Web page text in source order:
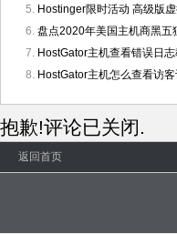
Hostinger限时活动 高级版
盘点2020年美国主机商黑五
HostGator主机查看错误日志
HostGator主机怎么查看访
抱歉!评论已关闭.
返回首页